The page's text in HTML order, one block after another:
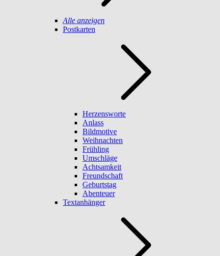
Alle anzeigen
Postkarten
Herzensworte
Anlass
Bildmotive
Weihnachten
Frühling
Umschläge
Achtsamkeit
Freundschaft
Geburtstag
Abenteuer
Textanhänger